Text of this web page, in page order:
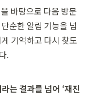
바탕으로 다음 방문
순한 알림 기능을 넘
기억하고 다시 찾도
.
라는 결과를 넘어 ‘재진